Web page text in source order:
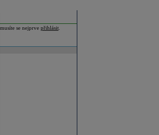
se nejprve přihlásit.